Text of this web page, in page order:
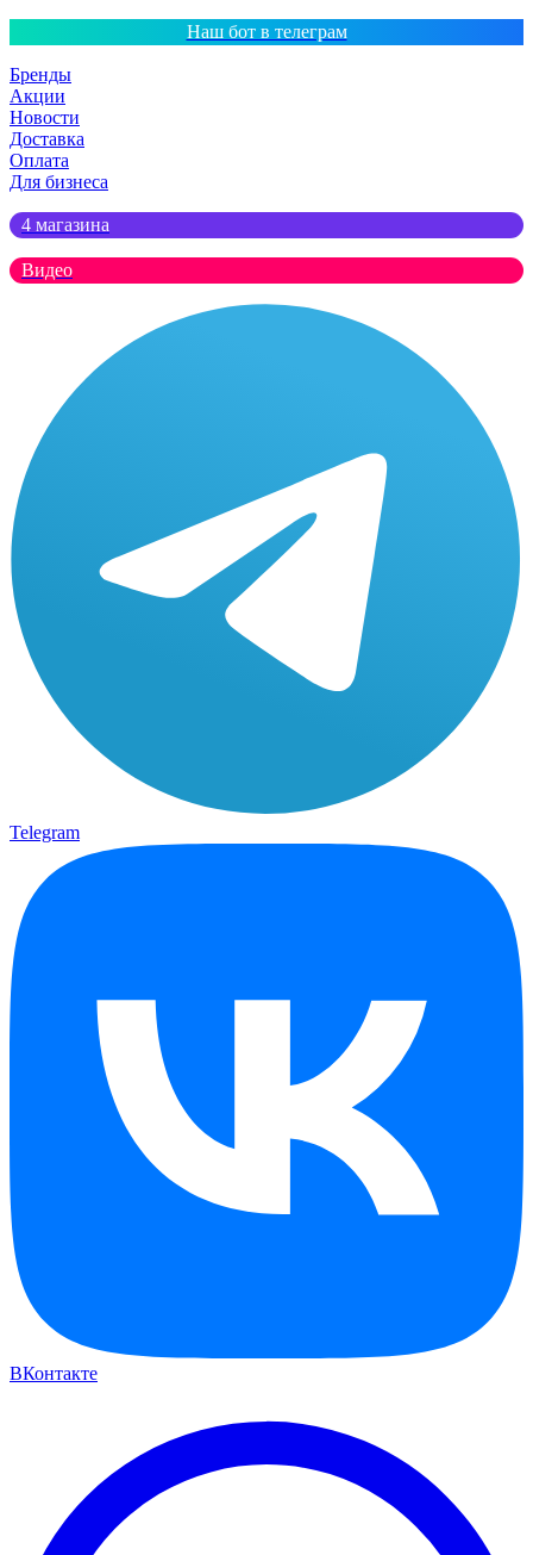
Наш бот в телеграм
Бренды
Акции
Новости
Доставка
Оплата
Для бизнеса
4 магазина
Видео
Telegram
ВКонтакте